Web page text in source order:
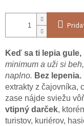
Keď sa ti lepia gule,
minimum a uži si
naplno. Bez
extrakty z čajovníka,
zase nájde sviežu
vtipný darček,
turistov, kuriérov,